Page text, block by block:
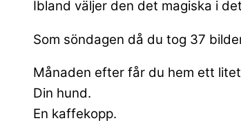
Ibland väljer den det magiska i
Som söndagen då du tog 37
Månaden efter får du hem ett litet
Din hund.
En kaffekopp.